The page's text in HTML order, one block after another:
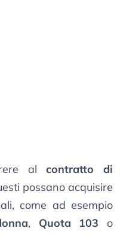
alcontratto di
possano acquisire
come ad esempio
, Quota 103 o